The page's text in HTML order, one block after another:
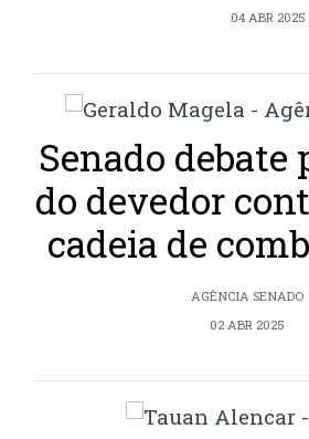
04 ABR 2025
Senado debate
do devedor
cadeia de
AGÊNCIA SENADO
02 ABR 2025